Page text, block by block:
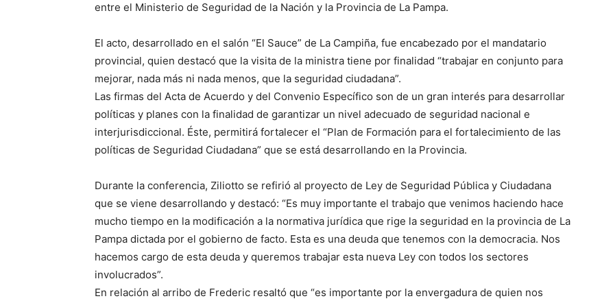
entre el Ministerio de Seguridad de la Nación y la Provincia de La Pampa.
El acto, desarrollado en el salón “El Sauce” de La Campiña, fue encabezado por el mandatario
provincial, quien destacó que la visita de la ministra tiene por finalidad “trabajar en conjunto para
mejorar, nada más ni nada menos, que la seguridad ciudadana”.
Las firmas del Acta de Acuerdo y del Convenio Específico son de un gran interés para desarrollar
políticas y planes con la finalidad de garantizar un nivel adecuado de seguridad nacional e
interjurisdiccional. Éste, permitirá fortalecer el “Plan de Formación para el fortalecimiento de las
políticas de Seguridad Ciudadana” que se está desarrollando en la Provincia.
Durante la conferencia, Ziliotto se refirió al proyecto de Ley de Seguridad Pública y Ciudadana
que se viene desarrollando y destacó: “Es muy importante el trabajo que venimos haciendo hace
mucho tiempo en la modificación a la normativa jurídica que rige la seguridad en la provincia de La
Pampa dictada por el gobierno de facto. Esta es una deuda que tenemos con la democracia. Nos
hacemos cargo de esta deuda y queremos trabajar esta nueva Ley con todos los sectores
involucrados”.
En relación al arribo de Frederic resaltó que “es importante por la envergadura de quien nos